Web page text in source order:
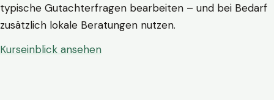
typische Gutachterfragen bearbeiten – und bei Bedarf
zusätzlich lokale Beratungen nutzen.
Kurseinblick ansehen